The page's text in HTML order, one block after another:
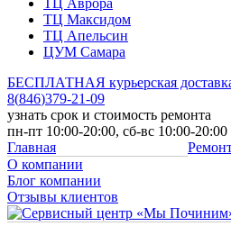
ТЦ Аврора
ТЦ Максидом
ТЦ Апельсин
ЦУМ Самара
БЕСПЛАТНАЯ курьерская
8(846)379-21-09
узнать срок и стоимость ремонта
пн-пт 10:00-20:00, сб-вс 10:00-20:00
Главная
О компании
Блог компании
Отзывы клиентов